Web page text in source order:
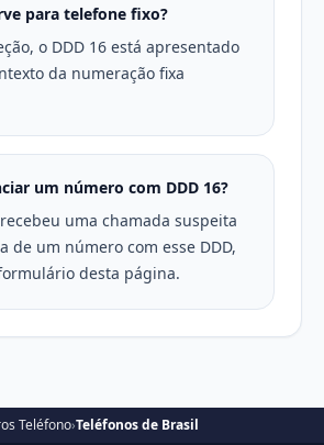
para telefone fixo?
o DDD 16 está apresentado
da numeração fixa
um número com DDD 16?
uma chamada suspeita
de um número com esse DDD,
desta página.
Teléfono›Teléfonos de Brasil